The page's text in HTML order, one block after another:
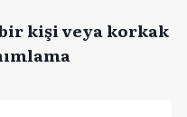
kişi veya korkak